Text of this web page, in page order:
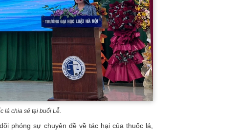
lá chia sẻ tại buổi Lễ.
phóng sự chuyên đề về tác hại của thuốc lá,